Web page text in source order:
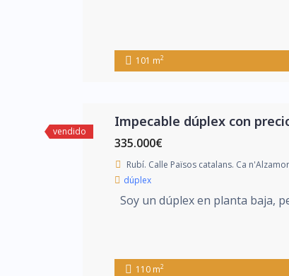
101 m2
vendido
Impecable dúplex con
335.000€
Rubí. Calle Països catalans. Ca
dúplex
Soy un dúplex en planta baja,
110 m2